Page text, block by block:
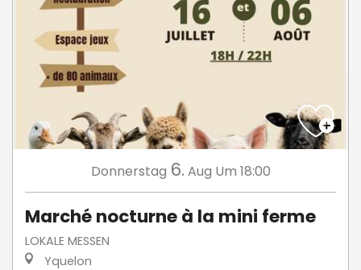
Donnerstag 6. Aug Um 18:00
Marché nocturne à la mini ferme
LOKALE MESSEN
Yquelon